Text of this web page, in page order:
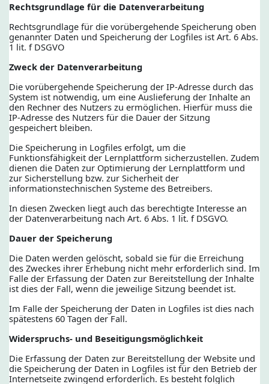
Rechtsgrundlage für die Datenverarbeitung
Rechtsgrundlage für die vorübergehende Speicherung oben
genannter Daten und Speicherung der Logfiles ist Art. 6 Abs.
1 lit. f DSGVO
Zweck der Datenverarbeitung
Die vorübergehende Speicherung der IP-Adresse durch das
System ist notwendig, um eine Auslieferung der Inhalte an
den Rechner des Nutzers zu ermöglichen. Hierfür muss die
IP-Adresse des Nutzers für die Dauer der Sitzung
gespeichert bleiben.
Die Speicherung in Logfiles erfolgt, um die
Funktionsfähigkeit der Lernplattform sicherzustellen. Zudem
dienen die Daten zur Optimierung der Lernplattform und
zur Sicherstellung bzw. zur Sicherheit der
informationstechnischen Systeme des Betreibers.
In diesen Zwecken liegt auch das berechtigte Interesse an
der Datenverarbeitung nach Art. 6 Abs. 1 lit. f DSGVO.
Dauer der Speicherung
Die Daten werden gelöscht, sobald sie für die Erreichung
des Zweckes ihrer Erhebung nicht mehr erforderlich sind. Im
Falle der Erfassung der Daten zur Bereitstellung der Inhalte
ist dies der Fall, wenn die jeweilige Sitzung beendet ist.
Im Falle der Speicherung der Daten in Logfiles ist dies nach
spätestens 60 Tagen der Fall.
Widerspruchs- und Beseitigungsmöglichkeit
Die Erfassung der Daten zur Bereitstellung der Website und
die Speicherung der Daten in Logfiles ist für den Betrieb der
Internetseite zwingend erforderlich. Es besteht folglich